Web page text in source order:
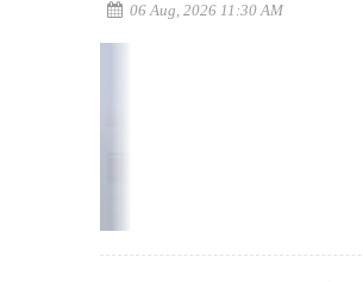
06 Aug, 2026 11:30 AM